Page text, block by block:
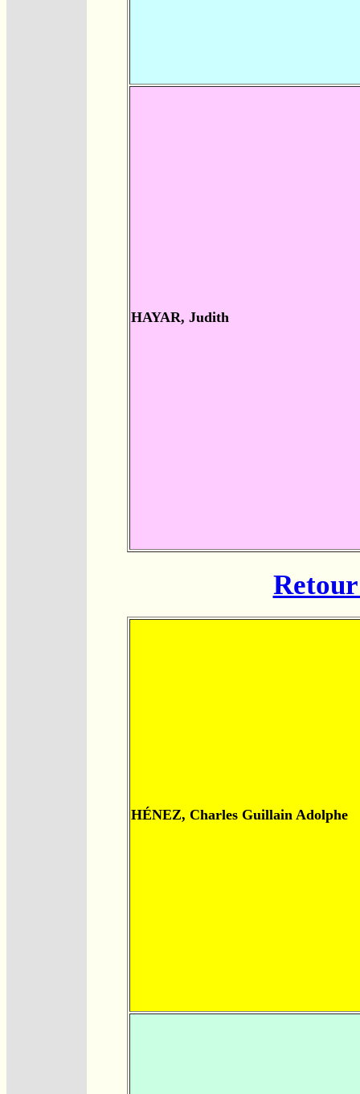
HAYAR, Judith
HÉNEZ, Charles Guillain Adolphe